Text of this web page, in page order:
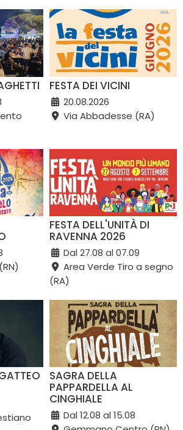
FESTA DEI VICINI
20.08.2026
Via Abbadesse (RA)
FESTA DELL'UNITÀ DI
RAVENNA 2026
Dal 27.08 al 07.09
Area Verde Tiro a segno
(RA)
SAGRA DELLA
PAPPARDELLA AL
CINGHIALE
Dal 12.08 al 15.08